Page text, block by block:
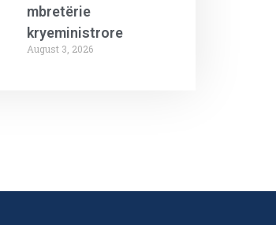
mbretërie
kryeministrore
August 3, 2026